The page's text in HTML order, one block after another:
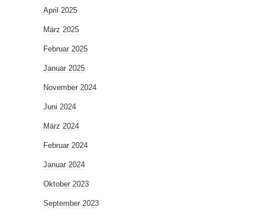
April 2025
März 2025
Februar 2025
Januar 2025
November 2024
Juni 2024
März 2024
Februar 2024
Januar 2024
Oktober 2023
September 2023